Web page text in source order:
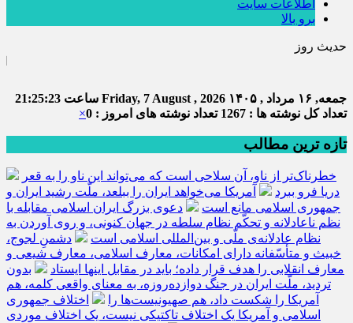
اطلاعات سایت
برو بالا
حدیث روز
جمعه, ۱۶ مرداد , ۱۴۰۵ Friday, 7 August , 2026 ساعت 21:25:24
تعداد کل نوشته ها : 1267
تعداد نوشته های امروز : 0 ×
تازه ترین مطالب
خطرناک‌تر از ناو، آن سلاحی است که می‌تواند این ناو را به قعر
دریا فرو ببرد
آمریکا می‌خواهد ایران را ببلعد، ملّت رشید ایران و
جمهوری اسلامی مانع است
دعوی بزرگ ایران اسلامی مقابله با
نظم ناعادلانه و تحکّم نظام سلطه در جهان کنونی، و روی آوردن به
نظام عادلانه‌ی ملّی و بین‌المللی اسلامی است
دشمنِ لجوج،
خبیث و متأسّفانه دارای امکانات، معارف اسلامی، معارف شیعی و
معارف انقلابی را هدف قرار داده؛ باید در مقابل اینها ایستاد
بدون
تردید، ملّت ایران در جنگ دوازده‌روزه، به معنای واقعی کلمه، هم
آمریکا را شکست داد، هم صهیونیست‌ها را
اختلاف جمهوری
اسلامی و آمریکا یک اختلاف تاکتیکی نیست، یک اختلاف موردی